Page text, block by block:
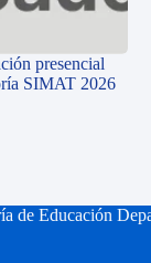
presencial
SIMAT 2026
de Educación